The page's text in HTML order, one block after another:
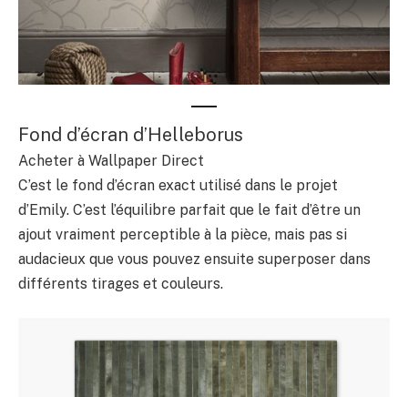
Fond d’écran d’Helleborus
Acheter à Wallpaper Direct
C’est le fond d’écran exact utilisé dans le projet
d’Emily. C’est l’équilibre parfait que le fait d’être un
ajout vraiment perceptible à la pièce, mais pas si
audacieux que vous pouvez ensuite superposer dans
différents tirages et couleurs.